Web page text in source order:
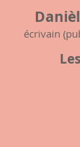
écrivain